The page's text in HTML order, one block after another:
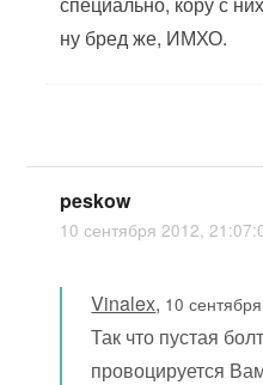
ну бред же, ИМХО.
peskow
10 сентября 2012,
Vinalex, 10
Так что пустая
провоцируется